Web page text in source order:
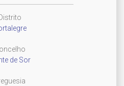
de Sor